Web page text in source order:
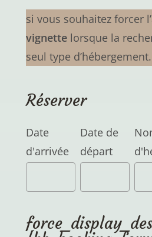
si vous souhaitez forcer
vignettelorsque la
seul type d’hébergement.
Réserver
Date
d'arrivée
Date de
départ